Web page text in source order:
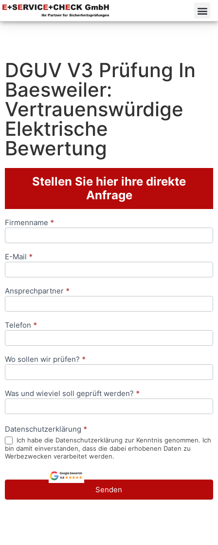
DGUV V3 Prüfung In
Baesweiler:
Vertrauenswürdige
Elektrische
Bewertung
Stellen Sie hier ihre direkte
Anfrage
Anfrageformular
Firmenname *
E-Mail *
Ansprechpartner *
Telefon *
Wo sollen wir prüfen? *
Was und wieviel soll geprüft werden? *
Datenschutzerklärung *
Ich habe die Datenschutzerklärung zur Kenntnis genommen. Ich
bin damit einverstanden, dass die dabei erhobenen Daten zu
Werbezwecken verarbeitet werden.
Senden